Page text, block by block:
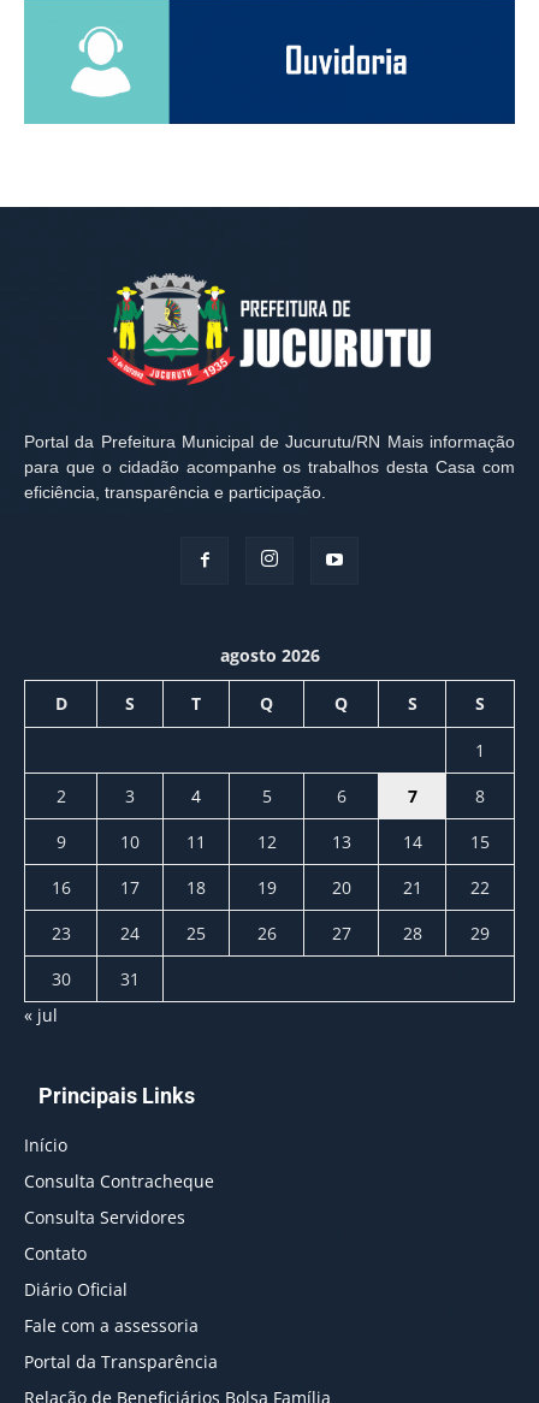
Portal da Prefeitura Municipal de Jucurutu/RN Mais informação
para que o cidadão acompanhe os trabalhos desta Casa com
eficiência, transparência e participação.
agosto 2026
D S T Q Q S S
1
2
3 4 5 6 7
8
9
10 11 12 13 14
15
16
17 18 19 20 21
22
23
24 25 26 27 28
29
30
31
« jul
Principais Links
Início
Consulta Contracheque
Consulta Servidores
Contato
Diário Oficial
Fale com a assessoria
Portal da Transparência
Relação de Beneficiários Bolsa Família